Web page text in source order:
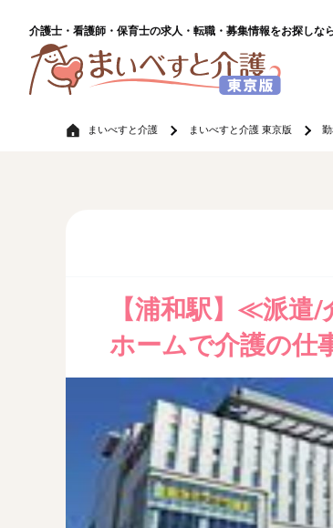
介護士・看護師・保育士の求人・転職・募集情報をお探しな
まいべすと介護 まいべすと介護 東京版
【浦和駅】≪派遣
ホームで介護の仕